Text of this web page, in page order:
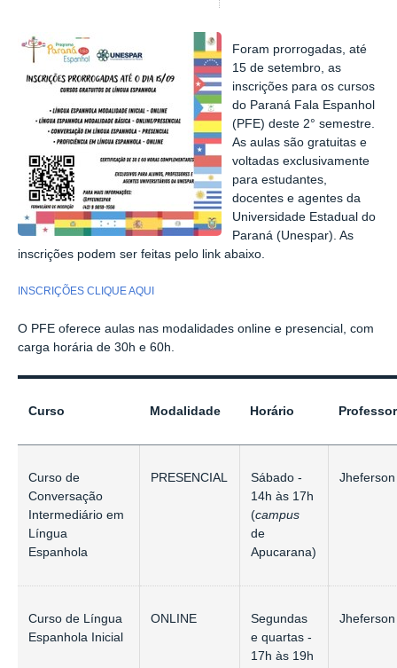
Foram prorrogadas, até
15 de setembro, as
inscrições para os cursos
do Paraná Fala Espanhol
(PFE) deste 2° semestre.
As aulas são gratuitas e
voltadas exclusivamente
para estudantes,
docentes e agentes da
Universidade Estadual do
Paraná (Unespar). As
inscrições podem ser feitas pelo link abaixo.
INSCRIÇÕES CLIQUE AQUI
O PFE oferece aulas nas modalidades online e presencial, com
carga horária de 30h e 60h.
Curso Modalidade Horário Professor
Curso de
Conversação
Intermediário em
Língua
Espanhola
PRESENCIAL
Sábado -
14h às 17h
(campus
de
Apucarana)
Jheferson
Curso de Língua
Espanhola Inicial
ONLINE
Segundas
e quartas -
17h às 19h
Jheferson